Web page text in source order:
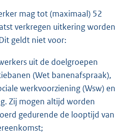
mag tot (maximaal) 52
verkregen uitkering worden
geldt niet voor:
uit de doelgroepen
(Wet banenafspraak),
werkvoorziening (Wsw) en
Zij mogen altijd worden
gedurende de looptijd van